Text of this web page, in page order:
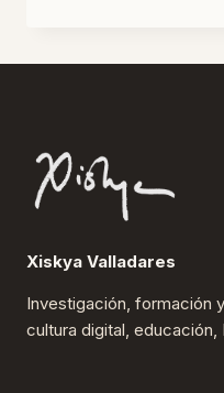
Xiskya Valladares
Investigación, formación
cultura digital, educación,